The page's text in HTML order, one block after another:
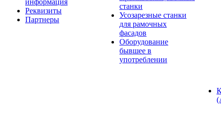
информация
Реквизиты
Партнеры
станки
Усозарезные станки
для рамочных
фасадов
Оборудование
бывшее в
употреблении